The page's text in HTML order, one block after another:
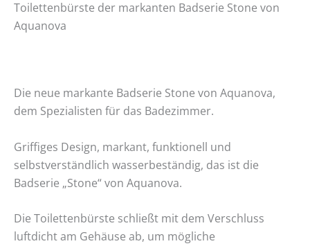
Toilettenbürste der markanten Badserie Stone von
Aquanova
Die neue markante Badserie Stone von Aquanova,
dem Spezialisten für das Badezimmer.
Griffiges Design, markant, funktionell und
selbstverständlich wasserbeständig, das ist die
Badserie „Stone“ von Aquanova.
Die Toilettenbürste schließt mit dem Verschluss
luftdicht am Gehäuse ab, um mögliche